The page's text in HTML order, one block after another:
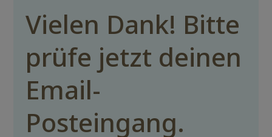
Vielen Dank! Bitte
prüfe jetzt deinen
Email-
Posteingang.